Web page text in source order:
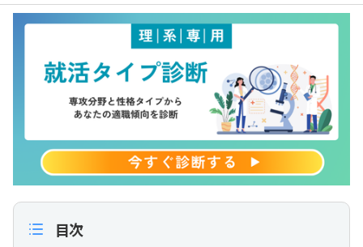
目次